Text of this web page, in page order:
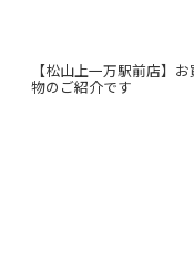
【松山上一万駅前店】
物のご紹介です